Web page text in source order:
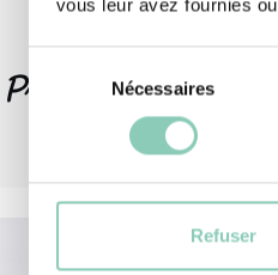
vous leur avez fournies
du
consentement
Nécessaires
Refuser
Produits